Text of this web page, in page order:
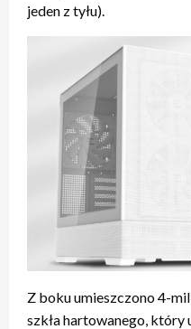
jeden z tyłu).
Z boku umieszczono 4-
szkła hartowanego,